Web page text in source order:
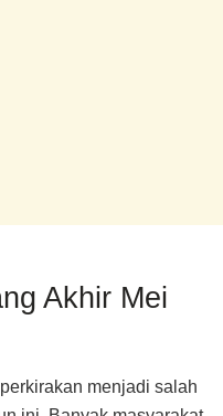
Akhir Mei
menjadi salah